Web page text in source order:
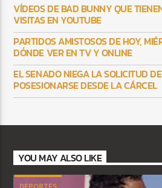
VÍDEOS DE BAD BUNNY QUE
VISITAS EN YOUTUBE
PARTIDOS AMISTOSOS DE HOY,
DÓNDE VER EN TV Y ONLINE
EL SENADO NIEGA LA SOLICITUD
POSESIONARSE DESDE LA CÁRCEL
YOU MAY ALSO LIKE